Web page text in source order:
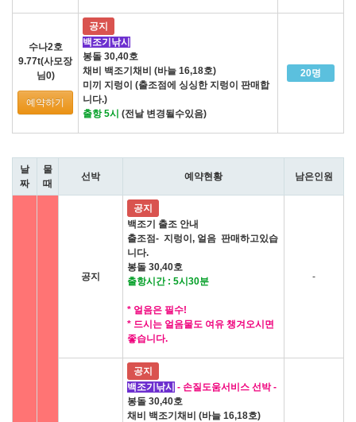
수나2호
9.77t(사모장
님0)
예약하기
공지
백조기낚시
봉돌 30,40호
채비 백조기채비 (바늘 16,18호)
미끼 지렁이 (출조점에 싱싱한 지렁이 판매합
니다.)
출항 5시 (전날 변경될수있음)
20명
날
짜
물
때
선박 예약현황 남은인원
공지
공지
백조기 출조 안내
출조점- 지렁이, 얼음 판매하고있습
니다.
봉돌 30,40호
출항시간 : 5시30분
* 얼음은 필수!
* 드시는 얼음물도 여유 챙겨오시면
좋습니다.
-
공지
백조기낚시 - 손질도움서비스 선박 -
봉돌 30,40호
채비 백조기채비 (바늘 16,18호)